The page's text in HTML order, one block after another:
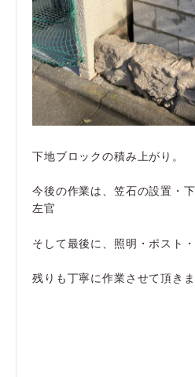
下地ブロックの積み上がり。
今後の作業は、笠石の設置・
左官
そして最後に、照明・ポスト
残りも丁寧に作業させて頂きま